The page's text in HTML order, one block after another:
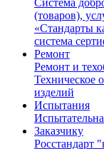
Система
(товаров),
«Стандарты
система
Ремонт
Ремонт и
Техническое
изделий
Испытания
Заказчику
Росстандарт